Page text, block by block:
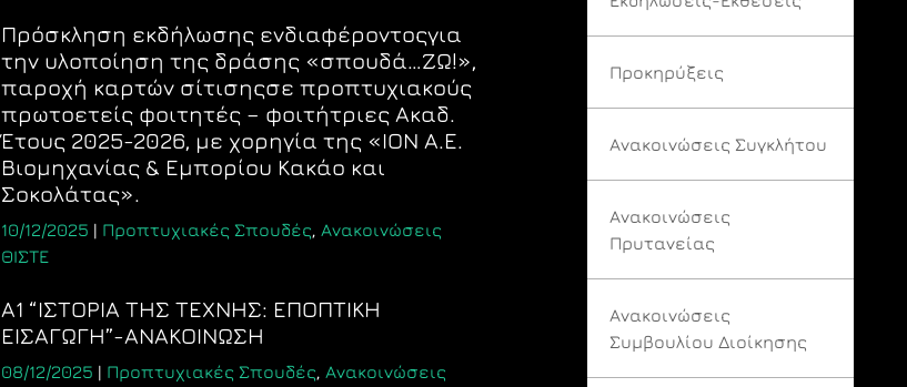
Πρόσκληση εκδήλωσης ενδιαφέροντοςγια
την υλοποίηση της δράσης «σπουδά…ΖΩ!»,
παροχή καρτών σίτισηςσε προπτυχιακούς
πρωτοετείς φοιτητές – φοιτήτριες Ακαδ.
Έτους 2025-2026, με χορηγία της «ΙΟΝ Α.Ε.
Βιομηχανίας & Εμπορίου Κακάο και
Σοκολάτας».
10/12/2025 | Προπτυχιακές Σπουδές, Ανακοινώσεις
ΘΙΣΤΕ
Α1 “ΙΣΤΟΡΙΑ ΤΗΣ ΤΕΧΝΗΣ: ΕΠΟΠΤΙΚΗ
ΕΙΣΑΓΩΓΗ”-ΑΝΑΚΟΙΝΩΣΗ
08/12/2025 | Προπτυχιακές Σπουδές, Ανακοινώσεις
Προκηρύξεις
Ανακοινώσεις Συγκλήτου
Ανακοινώσεις
Πρυτανείας
Ανακοινώσεις
Συμβουλίου Διοίκησης